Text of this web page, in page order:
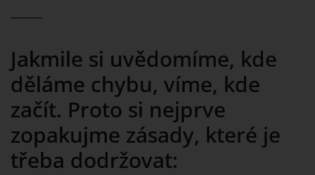
Jakmile si uvědomíme, kde
děláme chybu, víme, kde
začít. Proto si nejprve
zopakujme zásady, které je
třeba dodržovat: